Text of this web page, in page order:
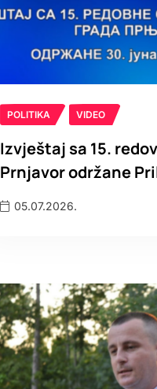
POLITIKA VIDEO
Izvještaj sa 15.
Prnjavor održane
05.07.2026.